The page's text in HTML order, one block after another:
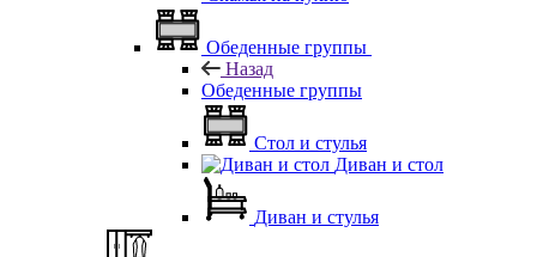
Обеденные группы
Назад
Обеденные группы
Стол и стулья
Диван и стол
Диван и стулья